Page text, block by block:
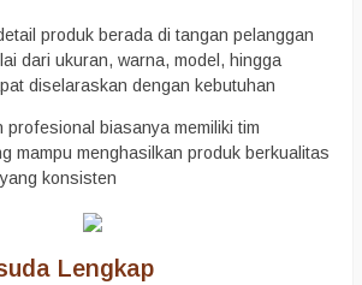
produk berada di tangan pelanggan
dari ukuran, warna, model, hingga
diselaraskan dengan kebutuhan
profesional biasanya memiliki tim
mampu menghasilkan produk berkualitas
konsisten
Lengkap